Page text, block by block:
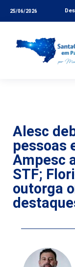
25/06/2026
Alesc
pessoas
Ampesc
STF;
outorga